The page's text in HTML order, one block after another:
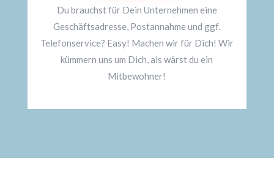
Du brauchst für Dein Unternehmen eine
Geschäftsadresse, Postannahme und ggf.
Telefonservice? Easy! Machen wir für Dich! Wir
kümmern uns um Dich, als wärst du ein
Mitbewohner!